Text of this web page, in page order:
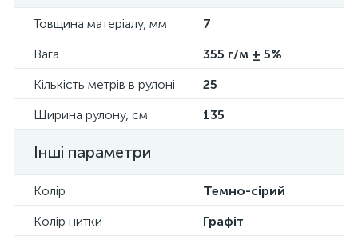
Товщина матеріалу, мм
7
Вага
355 г/м ± 5%
Кількість метрів в рулоні
25
Ширина рулону, см
135
Інші параметри
Колір
Темно-сірий
Колір нитки
Графіт